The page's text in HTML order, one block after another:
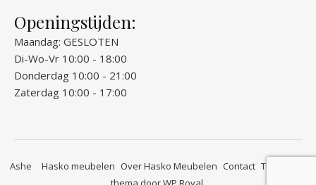
Openingstijden:
Maandag: GESLOTEN
Di-Wo-Vr 10:00 - 18:00
Donderdag 10:00 - 21:00
Zaterdag 10:00 - 17:00
Hasko meubelen Over Hasko Meubelen Contact Thuis bij…
Ashe